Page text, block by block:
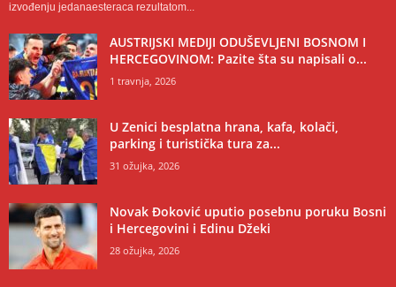
izvođenju jedanaesteraca rezultatom...
AUSTRIJSKI MEDIJI ODUŠEVLJENI BOSNOM I
HERCEGOVINOM: Pazite šta su napisali o...
1 travnja, 2026
U Zenici besplatna hrana, kafa, kolači,
parking i turistička tura za...
31 ožujka, 2026
Novak Đoković uputio posebnu poruku Bosni
i Hercegovini i Edinu Džeki
28 ožujka, 2026